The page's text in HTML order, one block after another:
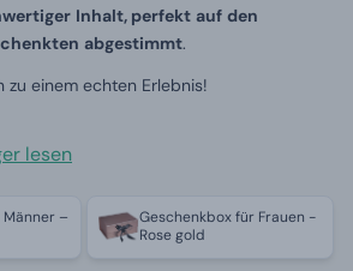
Inhalt, perfekt auf den
abgestimmt.
zu einem echten Erlebnis!
lesen
–
Geschenkbox für Frauen -
Rose gold